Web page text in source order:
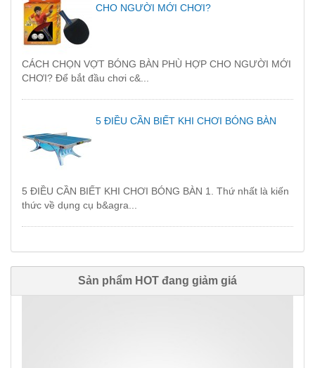
CHO NGƯỜI MỚI CHƠI?
CÁCH CHỌN VỢT BÓNG BÀN PHÙ HỢP CHO NGƯỜI MỚI
CHƠI? Để bắt đầu chơi c&...
5 ĐIỀU CẦN BIẾT KHI CHƠI BÓNG BÀN
5 ĐIỀU CẦN BIẾT KHI CHƠI BÓNG BÀN 1. Thứ nhất là kiến
thức về dụng cụ b&agra...
Sản phẩm HOT đang giảm giá